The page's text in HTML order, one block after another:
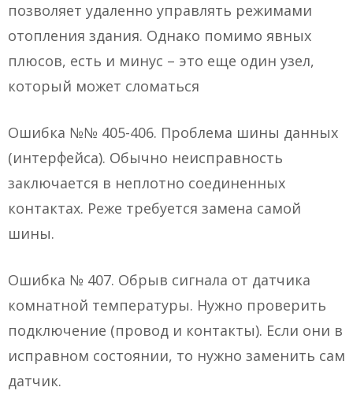
позволяет удаленно управлять режимами
отопления здания. Однако помимо явных
плюсов, есть и минус – это еще один узел,
который может сломаться
Ошибка №№ 405-406. Проблема шины данных
(интерфейса). Обычно неисправность
заключается в неплотно соединенных
контактах. Реже требуется замена самой
шины.
Ошибка № 407. Обрыв сигнала от датчика
комнатной температуры. Нужно проверить
подключение (провод и контакты). Если они в
исправном состоянии, то нужно заменить сам
датчик.